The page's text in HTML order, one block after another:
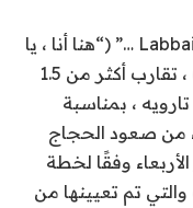
هتف “Labbaik Allahumma labbaik …” (“هنا أنا ، يا
إلهي ، أنا هنا أجيب على مكالمتك …”) ، تقارب أكثر من 1.5
، بمناسبة
من صعود الحجاج
وفقًا لخطة
تم تعيينها من